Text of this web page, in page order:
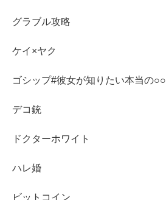
グラブル攻略
ケイ×ヤク
ゴシップ#彼女が知りたい本当の○○
デコ銃
ドクターホワイト
ハレ婚
ビットコイン